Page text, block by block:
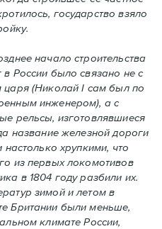
государство взяло
начало строительства
России было связано не с
царя (Николай I сам был по
инженером), а с
рельсы, изготовлявшиеся
название железной дороги
настолько хрупкими, что
из первых локомотивов
в 1804 году разбили их.
зимой и летом в
Британии были меньше,
климате России,